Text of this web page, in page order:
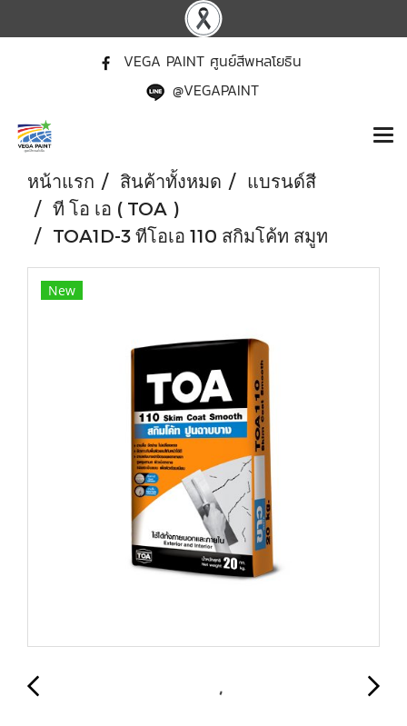
VEGA PAINT ศูนย์สีพหลโยธิน
@VEGAPAINT
หน้าแรก สินค้าทั้งหมด
แบรนด์สี
ที โอ เอ ( TOA )
TOA1D-3 ทีโอเอ 110 สกิมโค้ท สมูท
New